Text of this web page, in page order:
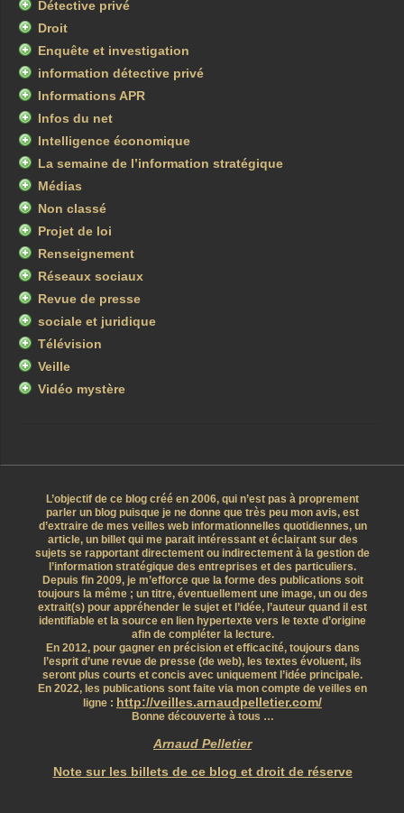
Détective privé
Droit
Enquête et investigation
information détective privé
Informations APR
Infos du net
Intelligence économique
La semaine de l’information stratégique
Médias
Non classé
Projet de loi
Renseignement
Réseaux sociaux
Revue de presse
sociale et juridique
Télévision
Veille
Vidéo mystère
L’objectif de ce blog créé en 2006, qui n’est pas à proprement
parler un blog puisque je ne donne que très peu mon avis, est
d’extraire de mes veilles web informationnelles quotidiennes, un
article, un billet qui me parait intéressant et éclairant sur des
sujets se rapportant directement ou indirectement à la gestion de
l’information stratégique des entreprises et des particuliers.
Depuis fin 2009, je m’efforce que la forme des publications soit
toujours la même ; un titre, éventuellement une image, un ou des
extrait(s) pour appréhender le sujet et l’idée, l’auteur quand il est
identifiable et la source en lien hypertexte vers le texte d’origine
afin de compléter la lecture.
En 2012, pour gagner en précision et efficacité, toujours dans
l’esprit d’une revue de presse (de web), les textes évoluent, ils
seront plus courts et concis avec uniquement l’idée principale.
En 2022, les publications sont faite via mon compte de veilles en
ligne : http://veilles.arnaudpelletier.com/
Bonne découverte à tous …
Arnaud Pelletier
Note sur les billets de ce blog et droit de réserve